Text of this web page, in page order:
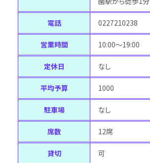
電話 0227210238
営業時間 10:00～19:00
定休日 なし
平均予算 1000
駐車場 なし
席数 12席
貸切 可